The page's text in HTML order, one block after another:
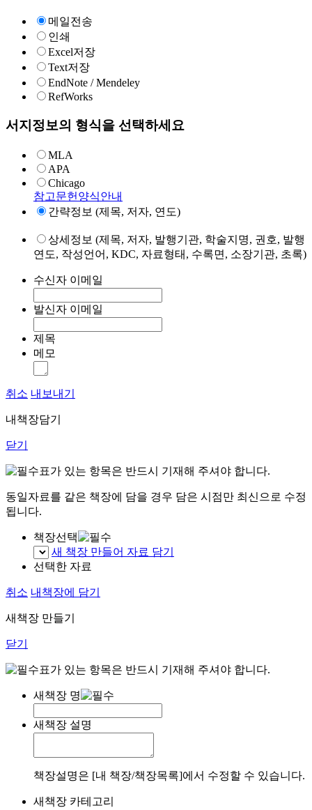
메일전송
인쇄
Excel저장
Text저장
EndNote / Mendeley
RefWorks
서지정보의 형식을 선택하세요
MLA
APA
Chicago
참고문헌양식안내
간략정보 (제목, 저자, 연도)
상세정보 (제목, 저자, 발행기관, 학술지명, 권호, 발행
연도, 작성언어, KDC, 자료형태, 수록면, 소장기관, 초록)
수신자 이메일
발신자 이메일
제목
메모
취소 내보내기
내책장담기
닫기
표가 있는 항목은 반드시 기재해 주셔야 합니다.
동일자료를 같은 책장에 담을 경우 담은 시점만 최신으로 수정
됩니다.
책장선택
새 책장 만들어 자료 담기
선택한 자료
취소 내책장에 담기
새책장 만들기
닫기
표가 있는 항목은 반드시 기재해 주셔야 합니다.
새책장 명
새책장 설명
책장설명은 [내 책장/책장목록]에서 수정할 수 있습니다.
새책장 카테고리